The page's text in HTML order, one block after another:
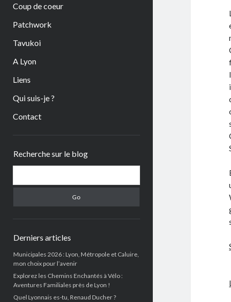
Coup de coeur
Patchwork
Tavukoi
A Lyon
Liens
Qui suis-je ?
Contact
Recherche sur le blog
Derniers articles
Municipales 2026 : Lyon, Métropole et Caluire,
mon choix pour l’avenir
Explorez les Chemins Enchantés à Vélo :
Aventures Familiales près de Lyon !
Quel Lyonnais es-tu, Renaud Ducher ?